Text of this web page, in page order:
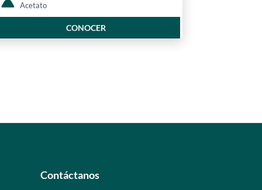
Acetato
CONOCER
Contáctanos